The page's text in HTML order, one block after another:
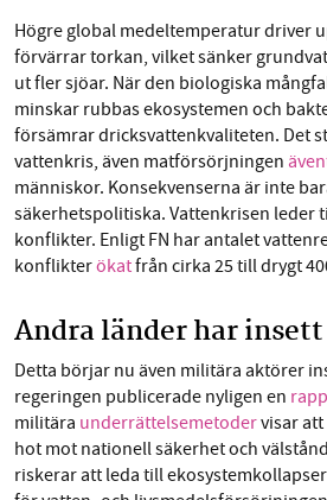
Högre global medeltemperatur driver
förvärrar torkan, vilket sänker
ut fler sjöar. När den biologiska
minskar rubbas ekosystemen och
försämrar dricksvattenkvaliteten. Det
vattenkris, även matförsörjningen
människor. Konsekvenserna är inte
säkerhetspolitiska. Vattenkrisen leder
konflikter. Enligt FN har antalet
konflikterökatfrån cirka 25 till drygt
Andra länder har
Detta börjar nu även militära aktörer
regeringen publicerade nyligen en
militära underrättelsemetodervisar
hot mot nationell säkerhet och
riskerar att leda till